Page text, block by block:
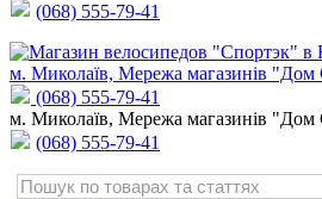
(068) 555-79-41
м. Миколаїв, Мережа магазинів "Дом
(068) 555-79-41
м. Миколаїв, Мережа магазинів "Дом
(068) 555-79-41